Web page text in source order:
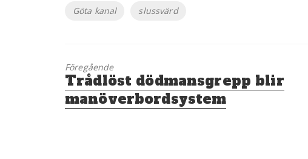
Etiketter
Göta kanal slussvärd
Föregående
Föregående
inlägg:
Trådlöst dödmansgrepp blir
manöverbordsystem